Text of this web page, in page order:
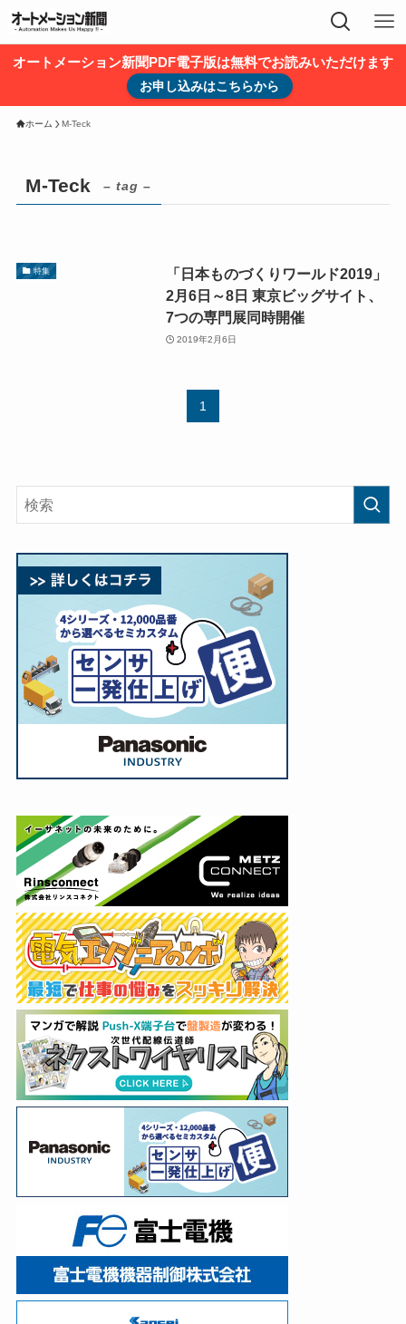
オートメーション新聞PDF電子版は無料でお読みいただけます
お申し込みはこちらから
ホーム M-Teck
M-Teck – tag –
特集
「日本ものづくりワールド2019」
2月6日～8日 東京ビッグサイト、
7つの専門展同時開催
2019年2月6日
1